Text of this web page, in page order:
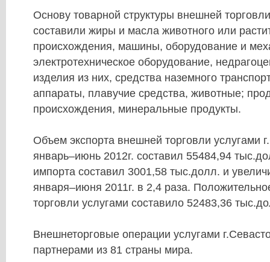
Основу товарной структуры внешней
составили жиры и масла животного или
происхождения, машины, оборудование и
электротехническое оборудование,
изделия из них, средства наземного
аппараты, плавучие средства, животные;
происхождения, минеральные продукты.
Объем экспорта внешней торговли услугами
январь–июнь 2012г. составил 55484,94
импорта составил 3001,58 тыс.долл. и
января–июня 2011г. в 2,4 раза.
торговли услугами составило 52483,36
Внешнеторговые операции услугами
партнерами из 81 страны мира.